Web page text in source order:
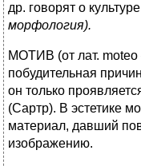
др. говорят о
морфология).
МОТИВ (от лат.
побудительная
он только
(Сартр). В эстетике
материал, давший
изображению.